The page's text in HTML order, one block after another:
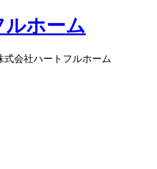
会社ハートフルホーム